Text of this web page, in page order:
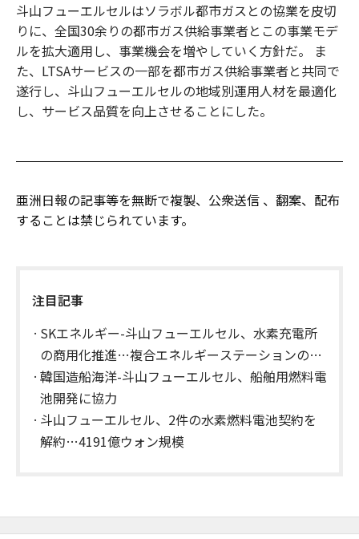
斗山フューエルセルはソラボル都市ガスとの協業を皮切
りに、全国30余りの都市ガス供給事業者とこの事業モデ
ルを拡大適用し、事業機会を増やしていく方針だ。 ま
た、LTSAサービスの一部を都市ガス供給事業者と共同で
遂行し、斗山フューエルセルの地域別運用人材を最適化
し、サービス品質を向上させることにした。
亜洲日報の記事等を無断で複製、公衆送信 、翻案、配布
することは禁じられています。
注目記事
SKエネルギー-斗山フューエルセル、水素充電所
の商用化推進…複合エネルギーステーションの構
築へ
韓国造船海洋-斗山フューエルセル、船舶用燃料電
池開発に協力
斗山フューエルセル、2件の水素燃料電池契約を
解約…4191億ウォン規模